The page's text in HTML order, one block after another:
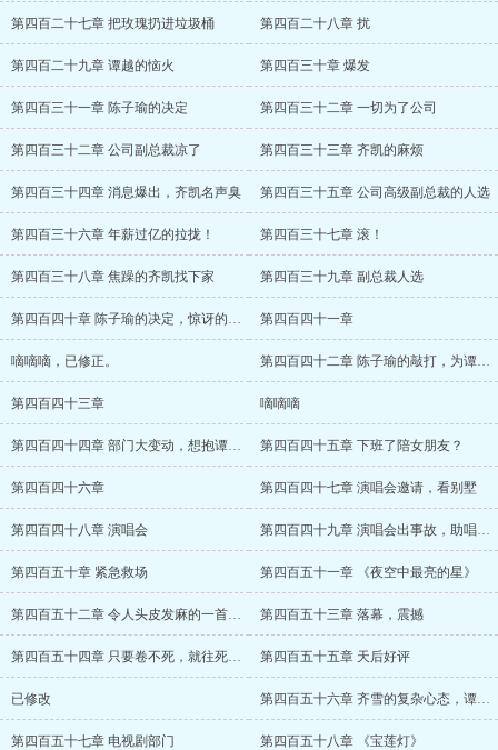
第四百二十七章 把玫瑰扔进垃圾桶 第四百二十八章 扰
第四百二十九章 谭越的恼火 第四百三十章 爆发
第四百三十一章 陈子瑜的决定 第四百三十二章 一切为了公司
第四百三十二章 公司副总裁凉了 第四百三十三章 齐凯的麻烦
第四百三十四章 消息爆出，齐凯名声臭 第四百三十五章 公司高级副总裁的人选
第四百三十六章 年薪过亿的拉拢！ 第四百三十七章 滚！
第四百三十八章 焦躁的齐凯找下家 第四百三十九章 副总裁人选
第四百四十章 陈子瑜的决定，惊讶的魏宇 第四百四十一章
嘀嘀嘀，已修正。 第四百四十二章 陈子瑜的敲打，为谭越铺路
第四百四十三章 嘀嘀嘀
第四百四十四章 部门大变动，想抱谭总大腿 第四百四十五章 下班了陪女朋友？
第四百四十六章 第四百四十七章 演唱会邀请，看别墅
第四百四十八章 演唱会 第四百四十九章 演唱会出事故，助唱嘉宾来
第四百五十章 紧急救场 第四百五十一章 《夜空中最亮的星》
第四百五十二章 令人头皮发麻的一首歌曲！ 第四百五十三章 落幕，震撼
第四百五十四章 只要卷不死，就往死里卷！ 第四百五十五章 天后好评
已修改 第四百五十六章 齐雪的复杂心态，谭越登上
第四百五十七章 电视剧部门 第四百五十八章 《宝莲灯》